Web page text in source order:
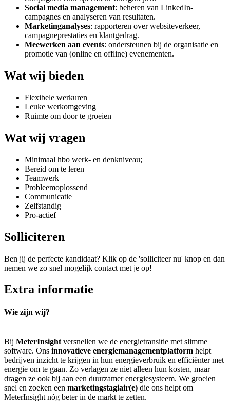
Social media management: beheren van LinkedIn-
campagnes en analyseren van resultaten.
Marketinganalyses: rapporteren over websiteverkeer,
campagneprestaties en klantgedrag.
Meewerken aan events: ondersteunen bij de organisatie en
promotie van (online en offline) evenementen.
Wat wij bieden
Flexibele werkuren
Leuke werkomgeving
Ruimte om door te groeien
Wat wij vragen
Minimaal hbo werk- en denkniveau;
Bereid om te leren
Teamwerk
Probleemoplossend
Communicatie
Zelfstandig
Pro-actief
Solliciteren
Ben jij de perfecte kandidaat? Klik op de 'solliciteer nu' knop en dan
nemen we zo snel mogelijk contact met je op!
Extra informatie
Wie zijn wij?
Bij MeterInsight versnellen we de energietransitie met slimme
software. Ons innovatieve energiemanagementplatform helpt
bedrijven inzicht te krijgen in hun energieverbruik en efficiënter met
energie om te gaan. Zo verlagen ze niet alleen hun kosten, maar
dragen ze ook bij aan een duurzamer energiesysteem. We groeien
snel en zoeken een marketingstagiair(e) die ons helpt om
MeterInsight nóg beter in de markt te zetten.